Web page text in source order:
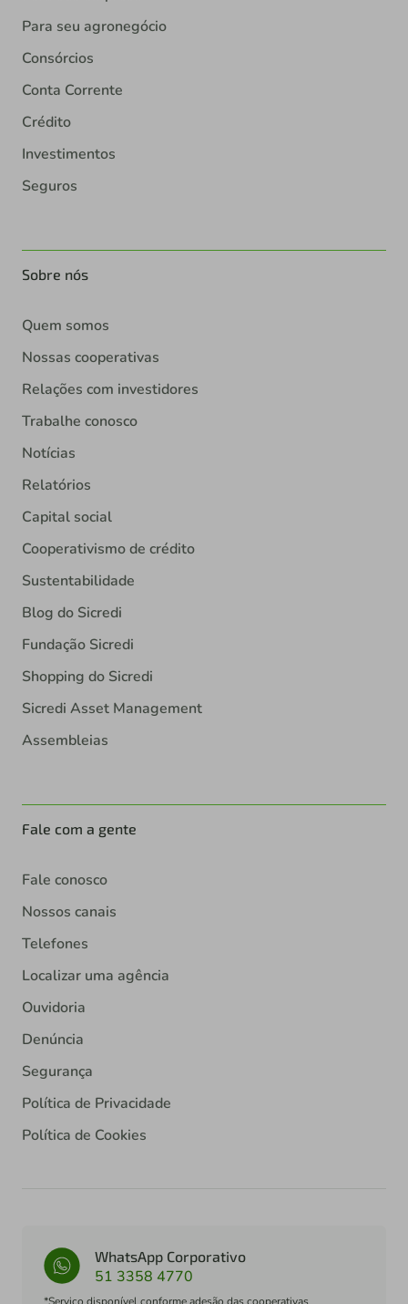
Para seu agronegócio
Consórcios
Conta Corrente
Crédito
Investimentos
Seguros
Sobre nós
Quem somos
Nossas cooperativas
Relações com investidores
Trabalhe conosco
Notícias
Relatórios
Capital social
Cooperativismo de crédito
Sustentabilidade
Blog do Sicredi
Fundação Sicredi
Shopping do Sicredi
Sicredi Asset Management
Assembleias
Fale com a gente
Fale conosco
Nossos canais
Telefones
Localizar uma agência
Ouvidoria
Denúncia
Segurança
Política de Privacidade
Política de Cookies
WhatsApp Corporativo
51 3358 4770